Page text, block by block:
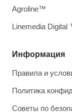
Информация
Правила и
Политика
Советы по
Agroline™
Linemedia Digital